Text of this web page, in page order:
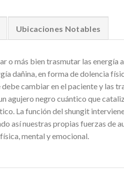
Ubicaciones Notables
más bien trasmutar las energía
dañina, en forma de dolencia
cambiar en el paciente y las
agujero negro cuántico que
La función del shungit
así nuestras propias fuerzas de
mental y emocional.